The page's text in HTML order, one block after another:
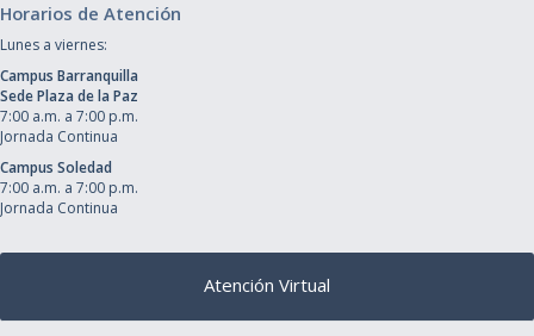
Horarios de Atención
Lunes a viernes:
Campus Barranquilla
Sede Plaza de la Paz
7:00 a.m. a 7:00 p.m.
Jornada Continua
Campus Soledad
7:00 a.m. a 7:00 p.m.
Jornada Continua
Atención Virtual